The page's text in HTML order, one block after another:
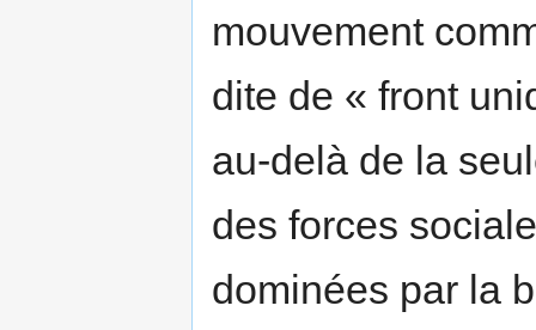
mouvement
dite de « front
au-delà de la
des forces
dominées par la